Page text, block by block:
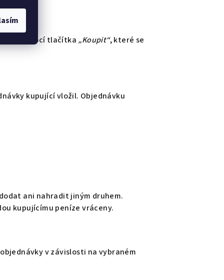
pomocí tlačítka „Koupit“, které se
kupující vložil. Objednávku
ani nahradit jiným druhem.
kupujícímu peníze vráceny.
v závislosti na vybraném